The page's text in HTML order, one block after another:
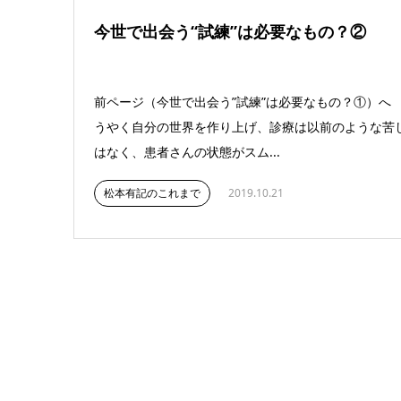
今世で出会う“試練”は必要なもの？②
前ページ（今世で出会う”試練”は必要なもの？①）へ
うやく自分の世界を作り上げ、診療は以前のような苦
はなく、患者さんの状態がスム...
松本有記のこれまで 2019.10.21